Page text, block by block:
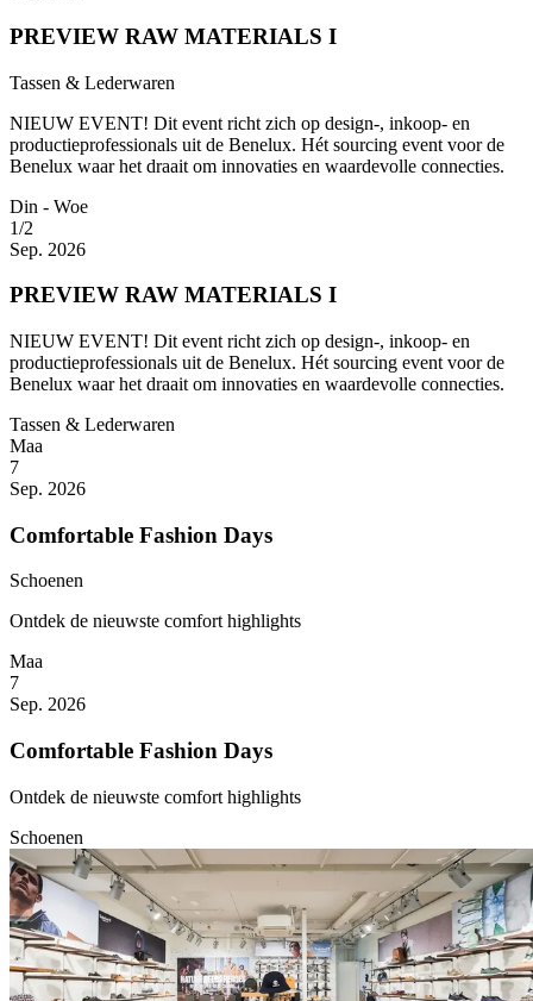
PREVIEW RAW MATERIALS I
Tassen & Lederwaren
NIEUW EVENT! Dit event richt zich op design-, inkoop- en
productieprofessionals uit de Benelux. Hét sourcing event voor de
Benelux waar het draait om innovaties en waardevolle connecties.
Din - Woe
1/2
Sep. 2026
PREVIEW RAW MATERIALS I
NIEUW EVENT! Dit event richt zich op design-, inkoop- en
productieprofessionals uit de Benelux. Hét sourcing event voor de
Benelux waar het draait om innovaties en waardevolle connecties.
Tassen & Lederwaren
Maa
7
Sep. 2026
Comfortable Fashion Days
Schoenen
Ontdek de nieuwste comfort highlights
Maa
7
Sep. 2026
Comfortable Fashion Days
Ontdek de nieuwste comfort highlights
Schoenen